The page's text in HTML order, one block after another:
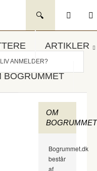
ARTIKLER
BOGRUMMET
ANMELDER?
OM
BOGRUMMET
Bogrummet.dk
består
af